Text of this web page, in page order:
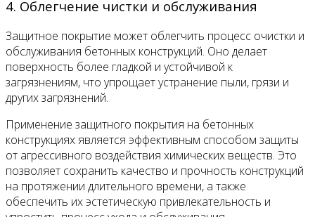
4. Облегчение чистки и обслуживания
Защитное покрытие может облегчить процесс очистки и
обслуживания бетонных конструкций. Оно делает
поверхность более гладкой и устойчивой к
загрязнениям, что упрощает устранение пыли, грязи и
других загрязнений.
Применение защитного покрытия на бетонных
конструкциях является эффективным способом защиты
от агрессивного воздействия химических веществ. Это
позволяет сохранить качество и прочность конструкций
на протяжении длительного времени, а также
обеспечить их эстетическую привлекательность и